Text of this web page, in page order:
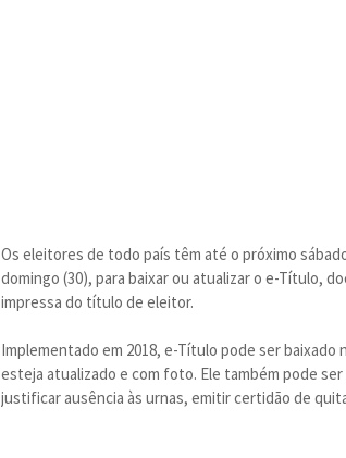
Os eleitores de todo país têm até o próximo
domingo (30), para baixar ou atualizar o e-Título,
impressa do título de eleitor.
Implementado em 2018, e-Título pode ser
esteja atualizado e com foto. Ele também pode
justificar ausência às urnas, emitir certidão de